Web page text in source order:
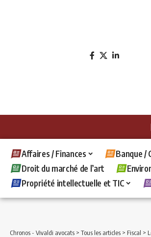
Affaires / Finances Banque /
Droit du marché de l’art
Propriété intellectuelle et TIC
Chronos - Vivaldi avocats > Tous les articles > Fiscal >